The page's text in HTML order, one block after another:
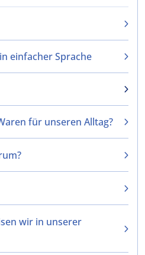
einfacher Sprache
für unseren Alltag?
wir in unserer